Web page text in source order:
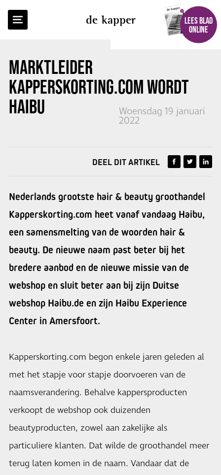
de kapper
LEES BLAD
ONLINE
MARKTLEIDER
KAPPERSKORTING.COM WORDT
HAIBU
Woensdag 19 januari
2022
TERUG NAAR OVERZICHT
DEEL DIT ARTIKEL
Nederlands grootste hair & beauty groothandel
Kapperskorting.com heet vanaf vandaag Haibu,
een samensmelting van de woorden hair &
beauty. De nieuwe naam past beter bij het
bredere aanbod en de nieuwe missie van de
webshop en sluit beter aan bij zijn Duitse
webshop Haibu.de en zijn Haibu Experience
Center in Amersfoort.
Kapperskorting.com begon enkele jaren geleden al
met het stapje voor stapje doorvoeren van de
naamsverandering. Behalve kappersproducten
verkoopt de webshop ook duizenden
beautyproducten, zowel aan zakelijke als
particuliere klanten. Dat wilde de groothandel meer
terug laten komen in de naam. Vandaar dat de